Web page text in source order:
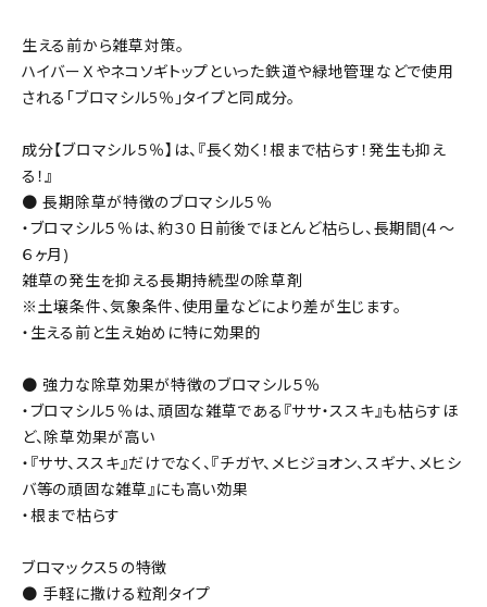
生える前から雑草対策。
ハイバーＸやネコソギトップといった鉄道や緑地管理などで使用
される「ブロマシル5％」タイプと同成分。
成分【ブロマシル５％】は、『長く効く！根まで枯らす！発生も抑え
る！』
● 長期除草が特徴のブロマシル５％
・ブロマシル５％は、約３０日前後でほとんど枯らし、長期間(４～
６ヶ月)
雑草の発生を抑える長期持続型の除草剤
※土壌条件、気象条件、使用量などにより差が生じます。
・生える前と生え始めに特に効果的
● 強力な除草効果が特徴のブロマシル５％
・ブロマシル５％は、頑固な雑草である『ササ・ススキ』も枯らすほ
ど、除草効果が高い
・『ササ、ススキ』だけでなく、『チガヤ、メヒジョオン、スギナ、メヒシ
バ等の頑固な雑草』にも高い効果
・根まで枯らす
ブロマックス５の特徴
● 手軽に撒ける粒剤タイプ